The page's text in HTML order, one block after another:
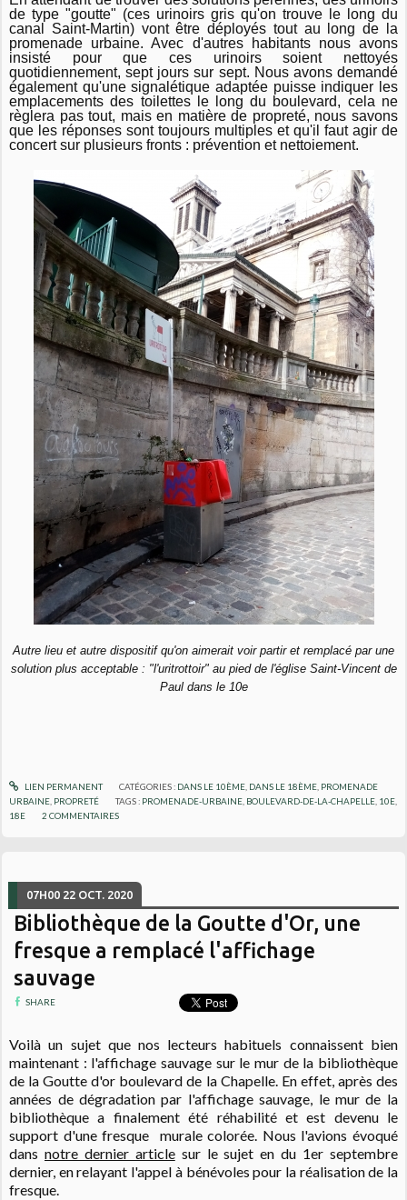
de type "goutte" (ces urinoirs gris qu'on trouve le long du
canal Saint-Martin) vont être déployés tout au long de la
promenade urbaine. Avec d'autres habitants nous avons
insisté pour que ces urinoirs soient nettoyés
quotidiennement, sept jours sur sept. Nous avons demandé
également qu'une signalétique adaptée puisse indiquer les
emplacements des toilettes le long du boulevard, cela ne
règlera pas tout, mais en matière de propreté, nous savons
que les réponses sont toujours multiples et qu'il faut agir de
concert sur plusieurs fronts : prévention et nettoiement.
Autre lieu et autre dispositif qu'on aimerait voir partir et remplacé par une
solution plus acceptable : "l'uritrottoir" au pied de l'église Saint-Vincent de
Paul dans le 10e
LIEN PERMANENT CATÉGORIES : DANS LE 10ÈME, DANS LE 18ÈME, PROMENADE
URBAINE PROPRETÉ TAGS : PROMENADE-URBAINE BOULEVARD-DE-LA-CHAPELLE 10E
18E
2 COMMENTAIRES
07H00 22 OCT. 2020
Bibliothèque de la Goutte d'Or, une
fresque a remplacé l'affichage
sauvage
SHARE
Voilà un sujet que nos lecteurs habituels connaissent bien
maintenant : l'affichage sauvage sur le mur de la bibliothèque
de la Goutte d'or boulevard de la Chapelle. En effet, après des
années de dégradation par l'affichage sauvage, le mur de la
bibliothèque a finalement été réhabilité et est devenu le
support d'une fresque murale colorée. Nous l'avions évoqué
dans notre dernier articlesur le sujet en du 1er septembre
dernier, en relayant l'appel à bénévoles pour la réalisation de la
fresque.